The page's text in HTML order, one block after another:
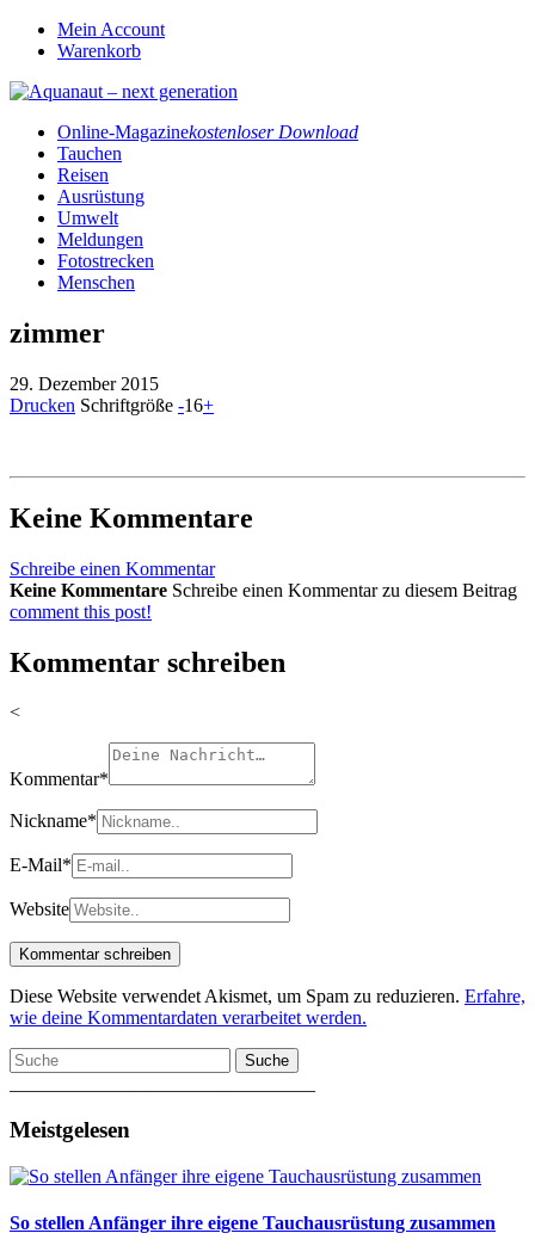
Mein Account
Warenkorb
Online-Magazinekostenloser Download
Tauchen
Reisen
Ausrüstung
Umwelt
Meldungen
Fotostrecken
Menschen
zimmer
29. Dezember 2015
Drucken Schriftgröße -16+
Keine Kommentare
Schreibe einen Kommentar
Keine Kommentare Schreibe einen Kommentar zu diesem Beitrag
comment this post!
Kommentar schreiben
<
Kommentar*
Nickname*
E-Mail*
Website
Diese Website verwendet Akismet, um Spam zu reduzieren. Erfahre,
wie deine Kommentardaten verarbeitet werden.
Suche
Meistgelesen
So stellen Anfänger ihre eigene Tauchausrüstung zusammen